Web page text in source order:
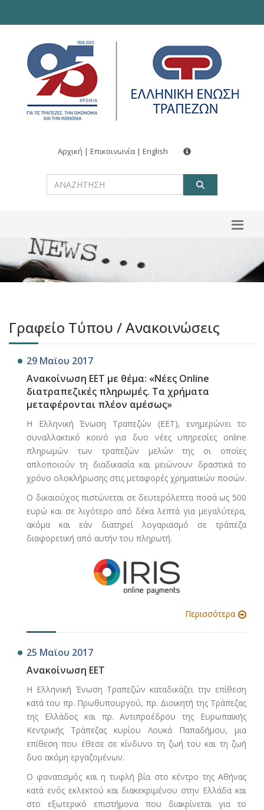
Αρχική | Επικοινωνία | English
Γραφείο Τύπου / Ανακοινώσεις
29 Μαϊου 2017
Ανακοίνωση ΕΕΤ με θέμα: «Νέες Οnline
διατραπεζικές πληρωμές. Τα χρήματα
μεταφέρονται πλέον αμέσως»
Η Ελληνική Ένωση Τραπεζών (ΕΕΤ), ενημερώνει το
συναλλακτικό κοινό για δυο νέες υπηρεσίες online
πληρωμών των τραπεζών μελών της οι οποίες
απλοποιούν τη διαδικασία και μειώνουν δραστικά το
χρόνο ολοκλήρωσης στις μεταφορές χρηματικών ποσών.
Ο δικαιούχος πιστώνεται σε δευτερόλεπτα ποσά ως 500
ευρώ και σε λιγότερο από δέκα λεπτά για μεγαλύτερα,
ακόμα και εάν διατηρεί λογαριασμό σε τράπεζα
διαφορετική από αυτήν του πληρωτή.
Περισσότερα
25 Μαϊου 2017
Ανακοίνωση ΕΕΤ
Η Ελληνική Ένωση Τραπεζών καταδικάζει την επίθεση
κατά του πρ. Πρωθυπουργού, πρ. Διοικητή της Τράπεζας
της Ελλάδος και πρ. Αντιπροέδρου της Ευρωπαϊκής
Κεντρικής Τράπεζας κυρίου Λουκά Παπαδήμου, μια
επίθεση που έθεσε σε κίνδυνο τη ζωή του και τη ζωή
δυο ακόμη εργαζομένων.
Ο φανατισμός και η τυφλή βία στο κέντρο της Αθήνας
κατά ενός εκλεκτού και διακεκριμένου στην Ελλάδα και
στο εξωτερικό επιστήμονα που διακρίνεται για το